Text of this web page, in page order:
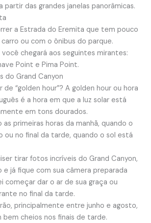
partir das grandes janelas panorâmicas.
a Estrada do Eremita que tem pouco
ou com o ônibus do parque.
chegará aos seguintes mirantes:
Point e Pima Point.
do Grand Canyon
de “golden hour”? A golden hour ou hora
é a hora em que a luz solar está
em tons dourados.
as primeiras horas da manhã, quando o
ou no final da tarde, quando o sol está
tirar fotos incríveis do Grand Canyon,
já fique com sua câmera preparada
começar dar o ar de sua graça ou
no final da tarde.
principalmente entre junho e agosto,
bem cheios nos finais de tarde.